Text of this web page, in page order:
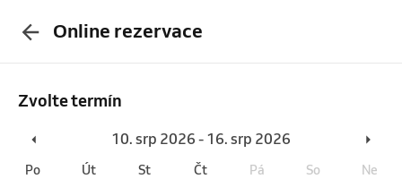
Online rezervace
Zvolte termín
10. srp 2026 - 16. srp 2026
Po Út St Čt Pá So Ne